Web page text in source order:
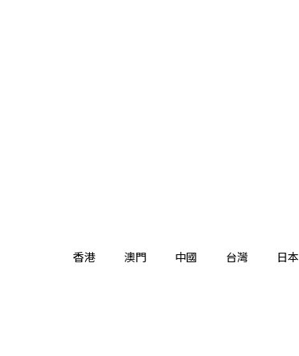
香港 澳門 中國 台灣 日本